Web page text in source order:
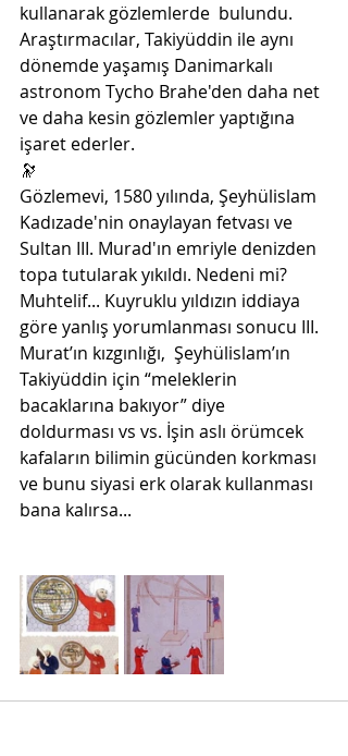
kullanarak gözlemlerde  bulundu.
Araştırmacılar, Takiyüddin ile aynı
dönemde yaşamış Danimarkalı
astronom Tycho Brahe'den daha net
ve daha kesin gözlemler yaptığına
işaret ederler.
🔭
Gözlemevi, 1580 yılında, Şeyhülislam
Kadızade'nin onaylayan fetvası ve
Sultan III. Murad'ın emriyle denizden
topa tutularak yıkıldı. Nedeni mi?
Muhtelif... Kuyruklu yıldızın iddiaya
göre yanlış yorumlanması sonucu III.
Murat’ın kızgınlığı,  Şeyhülislam’ın
Takiyüddin için “meleklerin
bacaklarına bakıyor” diye
doldurması vs vs. İşin aslı örümcek
kafaların bilimin gücünden korkması
ve bunu siyasi erk olarak kullanması
bana kalırsa...